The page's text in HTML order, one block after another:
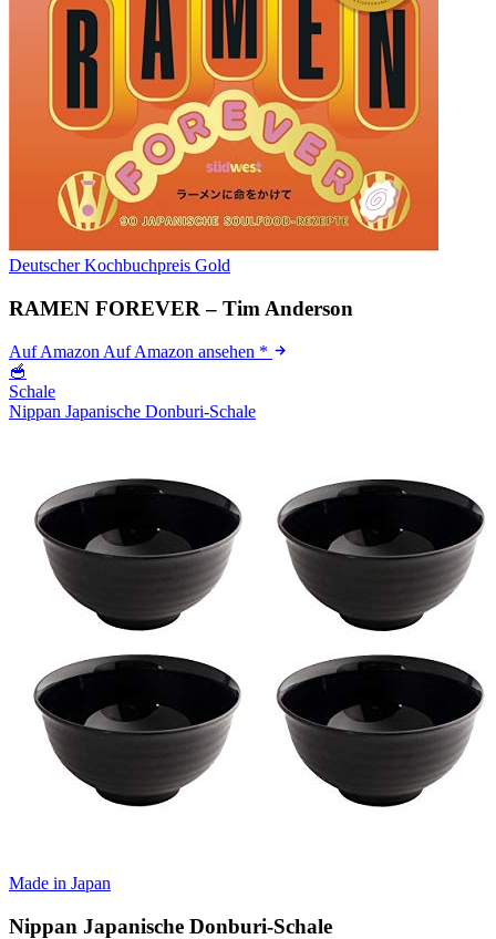
Deutscher Kochbuchpreis Gold
RAMEN FOREVER – Tim Anderson
Auf Amazon Auf Amazon ansehen *
🥣
Schale
Nippan Japanische Donburi-Schale
Made in Japan
Nippan Japanische Donburi-Schale